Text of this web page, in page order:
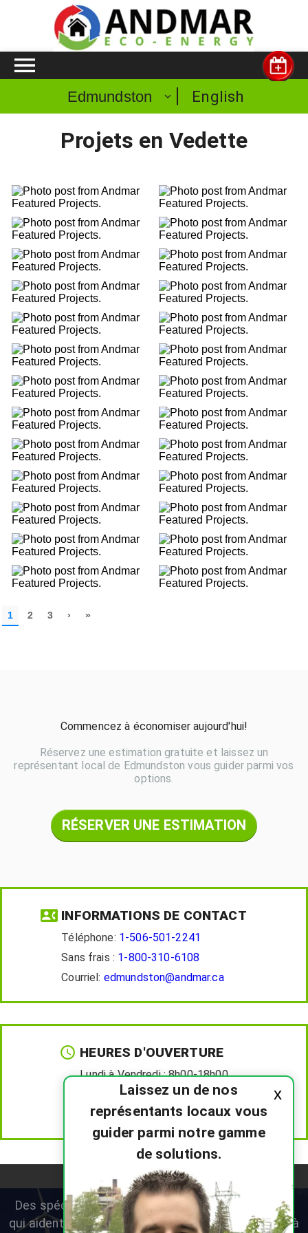
x
Laissez un de nos
représentants locaux vous
guider parmi notre gamme
de solutions.
Edmundston English
Projets en Vedette
Commencez à économiser aujourd'hui!
Réservez une estimation gratuite et laissez un
représentant local de Edmundston vous guider parmi vos
options.
RÉSERVER UNE ESTIMATION
INFORMATIONS DE CONTACT
Téléphone: 1-506-501-2241
Sans frais : 1-800-310-6108
Courriel: edmundston@andmar.ca
HEURES D'OUVERTURE
Lundi à Vendredi :8h00-18h00
Samedi :8h00-12h00
Dimanche :Fermé
Des spécialistes en thermopompes résidentielles
qui aident les propriétaires du Nouveau-Brunswick à